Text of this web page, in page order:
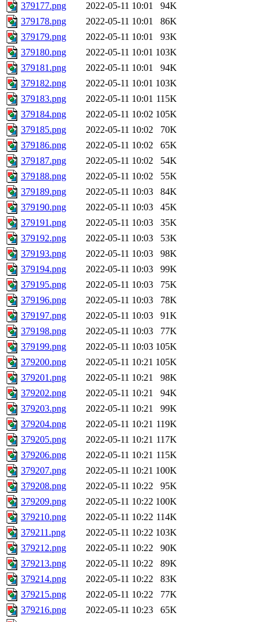
379177.png
2022-05-11 10:01
94K
379178.png
2022-05-11 10:01
86K
379179.png
2022-05-11 10:01
93K
379180.png
2022-05-11 10:01 103K
379181.png
2022-05-11 10:01
94K
379182.png
2022-05-11 10:01 103K
379183.png
2022-05-11 10:01 115K
379184.png
2022-05-11 10:02 105K
379185.png
2022-05-11 10:02
70K
379186.png
2022-05-11 10:02
65K
379187.png
2022-05-11 10:02
54K
379188.png
2022-05-11 10:02
55K
379189.png
2022-05-11 10:03
84K
379190.png
2022-05-11 10:03
45K
379191.png
2022-05-11 10:03
35K
379192.png
2022-05-11 10:03
53K
379193.png
2022-05-11 10:03
98K
379194.png
2022-05-11 10:03
99K
379195.png
2022-05-11 10:03
75K
379196.png
2022-05-11 10:03
78K
379197.png
2022-05-11 10:03
91K
379198.png
2022-05-11 10:03
77K
379199.png
2022-05-11 10:03 105K
379200.png
2022-05-11 10:21 105K
379201.png
2022-05-11 10:21
98K
379202.png
2022-05-11 10:21
94K
379203.png
2022-05-11 10:21
99K
379204.png
2022-05-11 10:21 119K
379205.png
2022-05-11 10:21 117K
379206.png
2022-05-11 10:21 115K
379207.png
2022-05-11 10:21 100K
379208.png
2022-05-11 10:22
95K
379209.png
2022-05-11 10:22 100K
379210.png
2022-05-11 10:22 114K
379211.png
2022-05-11 10:22 103K
379212.png
2022-05-11 10:22
90K
379213.png
2022-05-11 10:22
89K
379214.png
2022-05-11 10:22
83K
379215.png
2022-05-11 10:22
77K
379216.png
2022-05-11 10:23
65K